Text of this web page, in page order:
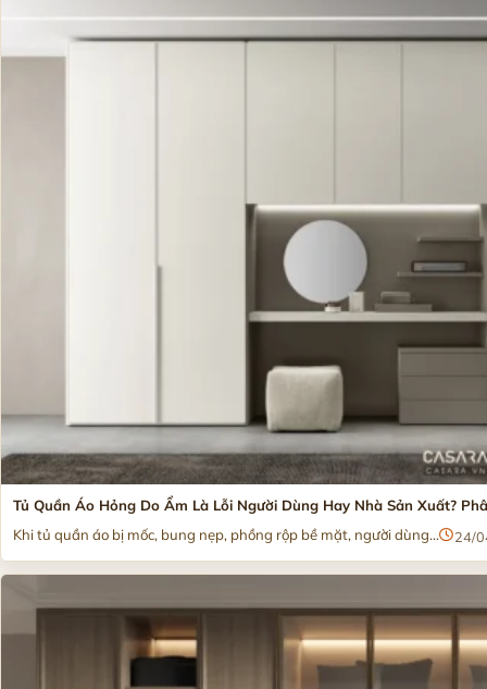
Tủ Quần Áo Hỏng Do Ẩm Là Lỗi Người Dùng Hay Nhà Sản Xuất?
Khi tủ quần áo bị mốc, bung nẹp, phồng rộp bề mặt, người dùng...
24/